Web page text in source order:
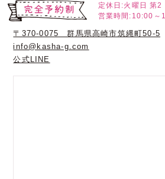
定休日:火曜日 第2
営業時間:10:00～
〒370-0075 群馬県高崎市筑縄町50-5
info@kasha-g.com
公式LINE